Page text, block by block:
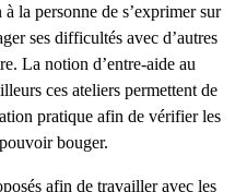
la personne de s’exprimer sur
ses difficultés avec d’autres
La notion d’entre-aide au
ces ateliers permettent de
pratique afin de vérifier les
bouger.
afin de travailler avec les